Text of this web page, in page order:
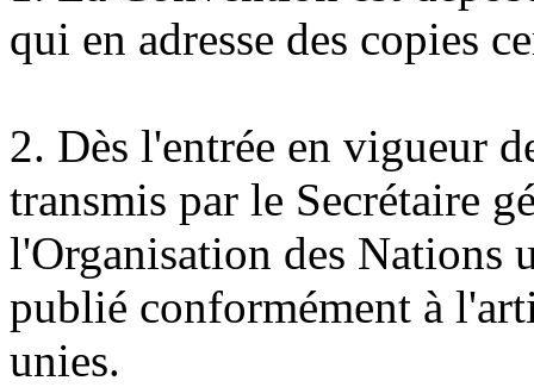
qui en adresse des copies
2. Dès l'entrée en vigueur
transmis par le Secrétaire
l'Organisation des Nations
publié conformément à
unies.